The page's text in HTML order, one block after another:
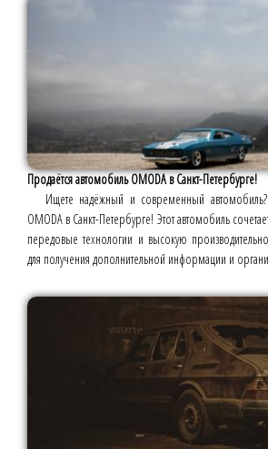
Продаётся автомобиль OMODA в Санкт-Петербурге!
Ищете надёжный и современный
OMODA в Санкт-Петербурге! Этот автомобиль
передовые технологии и высокую
для получения дополнительной информации и